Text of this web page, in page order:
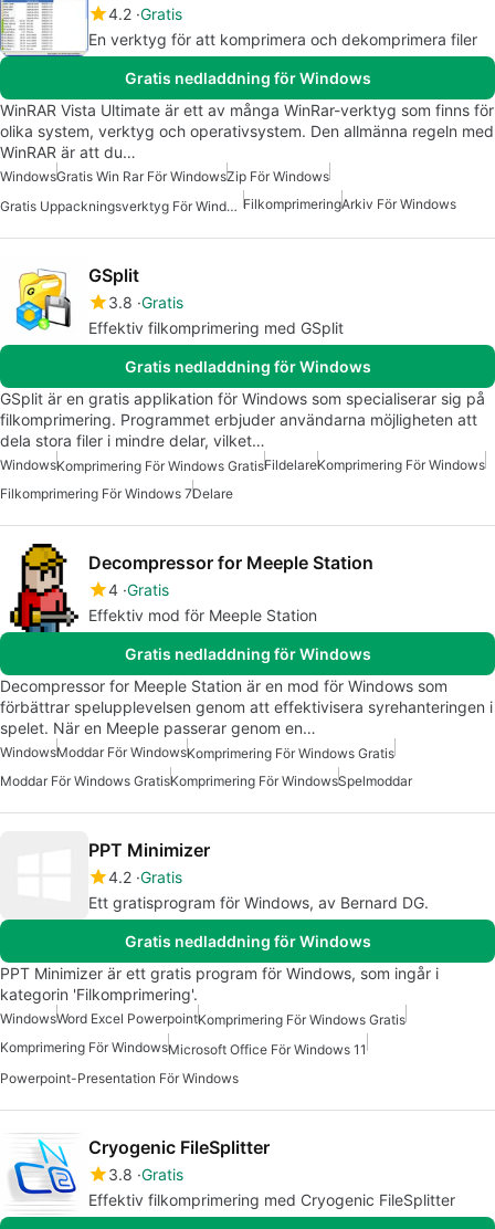
4.2 Gratis
En verktyg för att komprimera och dekomprimera filer
Gratis nedladdning för Windows
WinRAR Vista Ultimate är ett av många WinRar-verktyg som finns för
olika system, verktyg och operativsystem. Den allmänna regeln med
WinRAR är att du…
WindowsGratis Win Rar För WindowsZip För Windows
Gratis Uppackningsverktyg För Windows FilkomprimeringArkiv För Windows
GSplit
3.8 Gratis
Effektiv filkomprimering med GSplit
Gratis nedladdning för Windows
GSplit är en gratis applikation för Windows som specialiserar sig på
filkomprimering. Programmet erbjuder användarna möjligheten att
dela stora filer i mindre delar, vilket…
WindowsKomprimering För Windows GratisFildelareKomprimering För Windows
Filkomprimering För Windows 7Delare
Decompressor for Meeple Station
4 Gratis
Effektiv mod för Meeple Station
Gratis nedladdning för Windows
Decompressor for Meeple Station är en mod för Windows som
förbättrar spelupplevelsen genom att effektivisera syrehanteringen i
spelet. När en Meeple passerar genom en…
WindowsModdar För WindowsKomprimering För Windows Gratis
Moddar För Windows GratisKomprimering För WindowsSpelmoddar
PPT Minimizer
4.2 Gratis
Ett gratisprogram för Windows, av Bernard DG.
Gratis nedladdning för Windows
PPT Minimizer är ett gratis program för Windows, som ingår i
kategorin 'Filkomprimering'.
WindowsWord Excel PowerpointKomprimering För Windows Gratis
Komprimering För WindowsMicrosoft Office För Windows 11
Powerpoint-Presentation För Windows
Cryogenic FileSplitter
3.8 Gratis
Effektiv filkomprimering med Cryogenic FileSplitter